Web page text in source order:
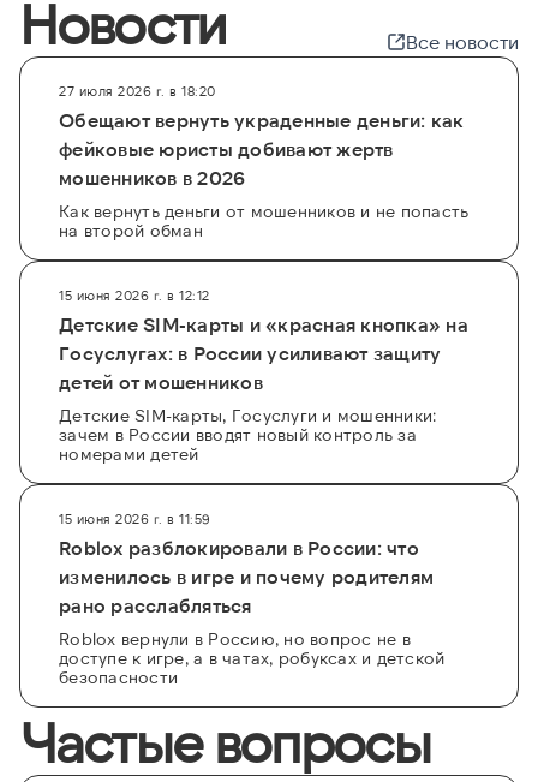
Новости Все новости
27 июля 2026 г. в 18:20
Обещают вернуть украденные деньги: как
фейковые юристы добивают жертв
мошенников в 2026
Как вернуть деньги от мошенников и не попасть
на второй обман
15 июня 2026 г. в 12:12
Детские SIM-карты и «красная кнопка» на
Госуслугах: в России усиливают защиту
детей от мошенников
Детские SIM-карты, Госуслуги и мошенники:
зачем в России вводят новый контроль за
номерами детей
15 июня 2026 г. в 11:59
Roblox разблокировали в России: что
изменилось в игре и почему родителям
рано расслабляться
Roblox вернули в Россию, но вопрос не в
доступе к игре, а в чатах, робуксах и детской
безопасности
Частые вопросы